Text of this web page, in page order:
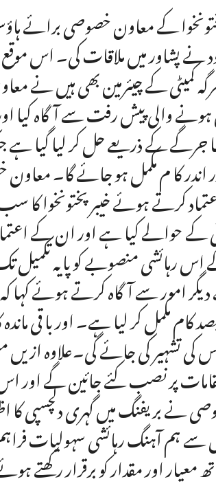
کے معاون خصوصی برائے
نے پشاور میں ملاقات کی۔ اس
کمیٹی کے چیئرمین بھی ہیں
والی پیش رفت سے آگاہ کیا اور
جرگے کے ذریعے حل کر لیا گیا ہے
اندر کا م مکمل ہو جائے گا۔
کرتے ہوئے خیبر پختونخوا کا سب
کے حوالے کیا ہے اور ان کے
رہائشی منصوبے کو پایہ
امور سے آگاہ کرتے ہوئے کہا
پر% 70 فیصد کام مکمل کر لیا ہے۔ اور
تشہیر کی جائے گی۔علاوہ
پر نصب کئے جائین گے اور اس
نے بریفنگ میں گہری دلچسپی کا
ہم آہنگ رہائشی سہولیات
اور مقدار کو برقرار رکھتے